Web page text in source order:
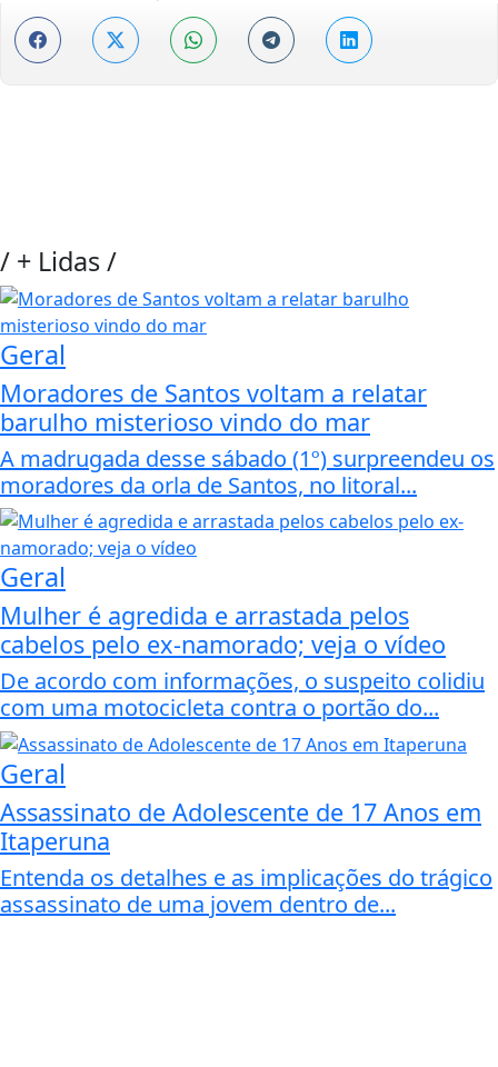
/ + Lidas/
Geral
Moradores de Santos voltam a relatar
barulho misterioso vindo do mar
A madrugada desse sábado (1º) surpreendeu os
moradores da orla de Santos, no litoral...
Geral
Mulher é agredida e arrastada pelos
cabelos pelo ex-namorado; veja o vídeo
De acordo com informações, o suspeito colidiu
com uma motocicleta contra o portão do...
Geral
Assassinato de Adolescente de 17 Anos em
Itaperuna
Entenda os detalhes e as implicações do trágico
assassinato de uma jovem dentro de...